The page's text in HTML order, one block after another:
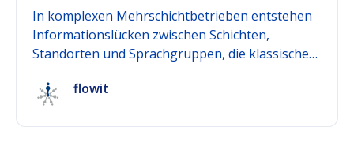
In komplexen Mehrschichtbetrieben entstehen
Informationslücken zwischen Schichten,
Standorten und Sprachgruppen, die klassische
People-Development-Software genau für dieses
Problem entwickelt: Echtzeit-Feedback erfasst
Stimmung und Belastung kontinuierlich,
flowit